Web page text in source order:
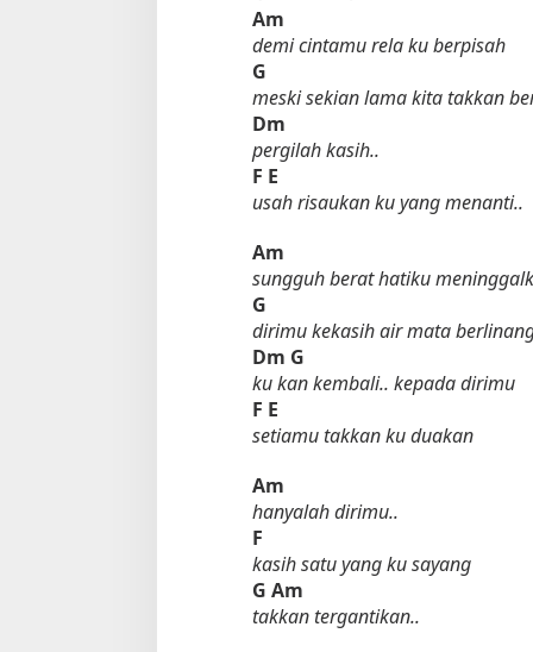
Am
demi cintamu rela ku berpisah
G
meski sekian lama kita takkan
Dm
pergilah kasih..
F E
usah risaukan ku yang menanti..
Am
sungguh berat hatiku
G
dirimu kekasih air mata
Dm G
ku kan kembali.. kepada dirimu
F E
setiamu takkan ku duakan
Am
hanyalah dirimu..
F
kasih satu yang ku sayang
G Am
takkan tergantikan..